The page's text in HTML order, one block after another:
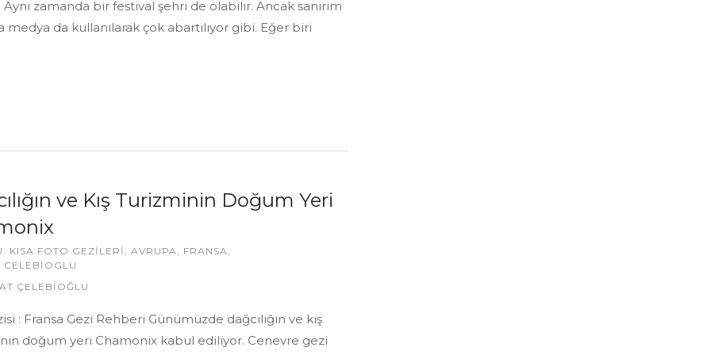
zamanda bir festival şehri de olabilir. Ancak sanırım
medya da kullanılarak çok abartılıyor gibi. Eğer biri
ve Kış Turizminin Doğum Yeri
KISA FOTO GEZILERI , AVRUPA, FRANSA,
CELEBIOGLU
ÇELEBİOĞLU
: Fransa Gezi Rehberi Günümüzde dağcılığın ve kış
doğum yeri Chamonix kabul ediliyor. Cenevre gezi